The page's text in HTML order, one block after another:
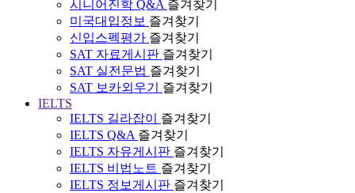
시니어진학 Q&A 즐겨찾기
미국대입정보 즐겨찾기
신입스펙평가 즐겨찾기
SAT 자료게시판 즐겨찾기
SAT 실전문법 즐겨찾기
SAT 보카외우기
즐겨찾기
IELTS
IELTS 길라잡이
즐겨찾기
IELTS Q&A 즐겨찾기
IELTS 자유게시판 즐겨찾기
IELTS 비법노트 즐겨찾기
IELTS 정보게시판 즐겨찾기